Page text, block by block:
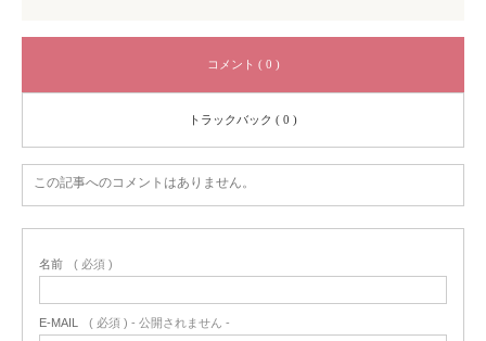
コメント ( 0 )
トラックバック ( 0 )
この記事へのコメントはありません。
名前 ( 必須 )
E-MAIL ( 必須 ) - 公開されません -